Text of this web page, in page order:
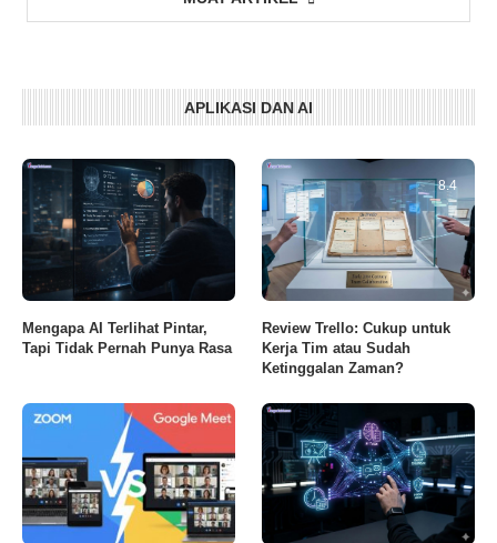
APLIKASI DAN AI
Mengapa AI Terlihat Pintar,
Tapi Tidak Pernah Punya Rasa
8.4
Review Trello: Cukup untuk
Kerja Tim atau Sudah
Ketinggalan Zaman?